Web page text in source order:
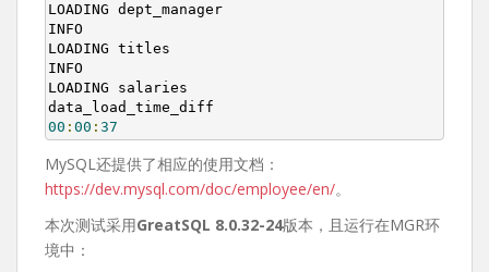
LOADING dept_manager
INFO
LOADING titles
INFO
LOADING salaries
00 : 00 : 37
MySQL还提供了相应的使用文档：
https://dev.mysql.com/doc/employee/en/。
本次测试采用GreatSQL 8.0.32-24版本，且运行在MGR环
境中：